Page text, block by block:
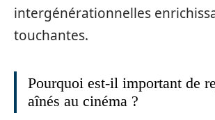
intergénérationnelles
touchantes.
Pourquoi est-il important de
aînés au cinéma ?